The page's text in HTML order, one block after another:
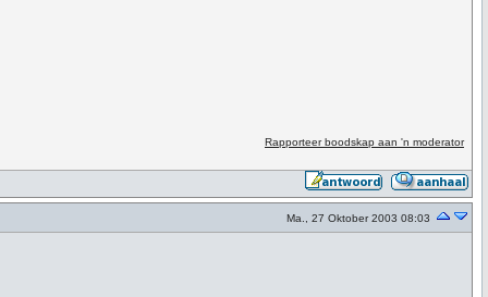
Rapporteer boodskap aan 'n moderator
Ma., 27 Oktober 2003 08:03